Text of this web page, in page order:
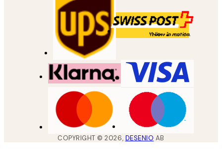
COPYRIGHT ©2026, DESENIO AB